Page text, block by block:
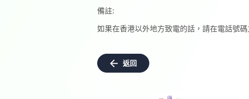
備註:
如果在香港以外地方致電的話，請在電話號
返回